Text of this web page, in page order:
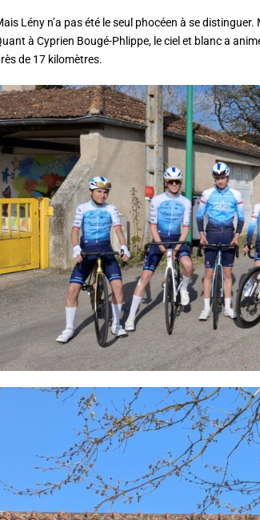
Lény n’a pas été le seul phocéen à se
à Cyprien Bougé-Phlippe, le ciel et blanc a
de 17 kilomètres.